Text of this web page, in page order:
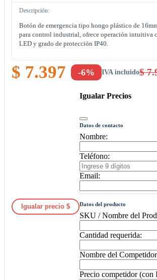
Descripción:
Botón de emergencia tipo hongo plástico de
para control industrial, ofrece operación intuitiva
LED y grado de protección IP40.
$ 7.397 -6% IVA incluido$
Igualar precio $
Igualar Precios
Datos de contacto
Nombre:
Teléfono:
Email:
Datos del producto
SKU / Nombre del
Cantidad requerida:
Nombre del
Precio competidor (con